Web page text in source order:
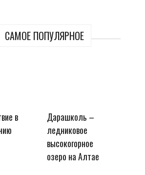
САМОЕ ПОПУЛЯРНОЕ
в
Дарашколь –
ледниковое
высокогорное
озеро на Алтае